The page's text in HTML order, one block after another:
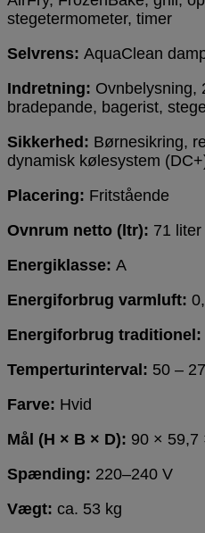
stegetermometer, timer
Selvrens: AquaClean
Indretning: Ovnbelysning,
bradepande, bagerist,
Sikkerhed: Børnesikring,
dynamisk kølesystem
Placering: Fritstående
Ovnrum netto (ltr): 71 liter
Energiklasse: A
Energiforbrug varmluft:
Energiforbrug traditionel:
Temperturinterval: 50 –
Farve: Hvid
Mål (H × B × D): 90 × 59,7
Spænding: 220–240 V
Vægt: ca. 53 kg